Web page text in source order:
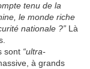
tenu de la
le monde riche
nationale ?” Là
sont “ultra-
à grands